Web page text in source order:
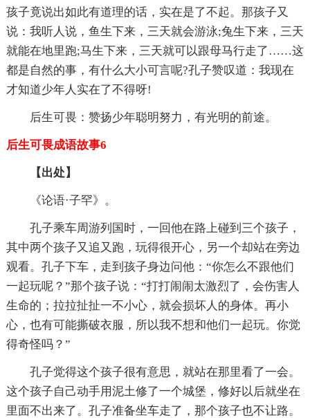
孩子竟说出如此有道理的话，实在是了不起。那孩子又
说：我听人说，鱼生下来，三天就会游泳;兔生下来，三天
就能在地里跑;马生下来，三天就可以跟母马行走了……这
都是自然的事，有什么大小可言呢?孔子赞叹道：我现在
才知道少年人实在了不得呀!
后生可畏：赞扬少年聪明努力，有光明的前途。
后生可畏成语故事6
【出处】
《论语·子罕》。
孔子乘车周游列国时，一回他在路上碰到三个孩子，
其中两个孩子又追又跑，玩得很开心，另一个却站在旁边
观看。孔子下车，走到孩子身边问他：“你怎么不跟他们
一起玩呢？”那个孩子说：“打打闹闹太激烈了，会伤害人
生命的；拉拉扯扯一不小心，就会损坏人的身体。再小
心，也有可能撕破衣服，所以我不想和他们一起玩。你觉
得奇怪吗？”
孔子觉得这个孩子很有意思，就站在那里看了一会。
这个孩子自己动手用泥土修了一个城堡，修好以后就坐在
里面不出来了。孔子准备坐车走了，那个孩子也不让路。